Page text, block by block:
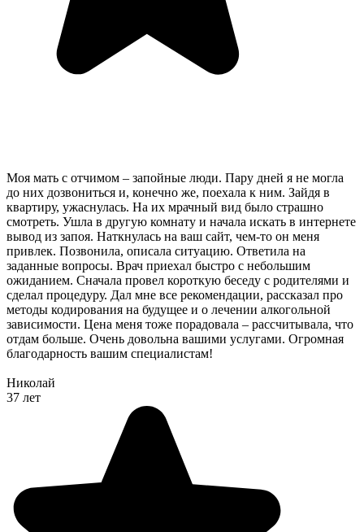
Моя мать с отчимом – запойные люди. Пару дней я не могла
до них дозвониться и, конечно же, поехала к ним. Зайдя в
квартиру, ужаснулась. На их мрачный вид было страшно
смотреть. Ушла в другую комнату и начала искать в интернете
вывод из запоя. Наткнулась на ваш сайт, чем-то он меня
привлек. Позвонила, описала ситуацию. Ответила на
заданные вопросы. Врач приехал быстро с небольшим
ожиданием. Сначала провел короткую беседу с родителями и
сделал процедуру. Дал мне все рекомендации, рассказал про
методы кодирования на будущее и о лечении алкогольной
зависимости. Цена меня тоже порадовала – рассчитывала, что
отдам больше. Очень довольна вашими услугами. Огромная
благодарность вашим специалистам!
Николай
37 лет